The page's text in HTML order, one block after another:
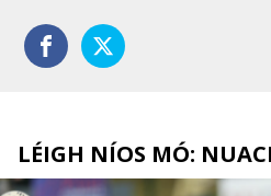
LÉIGH NÍOS MÓ: